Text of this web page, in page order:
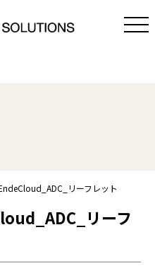
リーフレット
リーフ